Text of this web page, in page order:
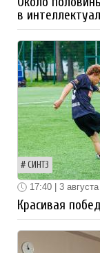
в
СИНТЗ
17:40 | 3 августа
Красивая